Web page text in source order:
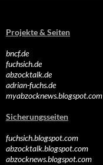
Projekte & Seiten
bncf.de
fuchsich.de
abzocktalk.de
adrian-fuchs.de
myabzocknews.blogspot.com
Sicherungsseiten
fuchsich.blogspot.com
abzocktalk.blogspot.com
abzocknews.blogspot.com